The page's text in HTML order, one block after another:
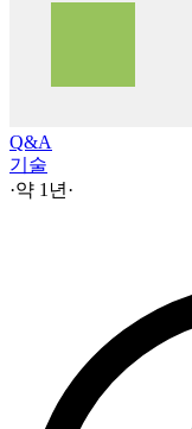
Q&A
기술
·약 1년 ·